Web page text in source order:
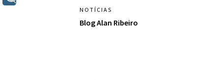
NOTÍCIAS
Blog Alan Ribeiro